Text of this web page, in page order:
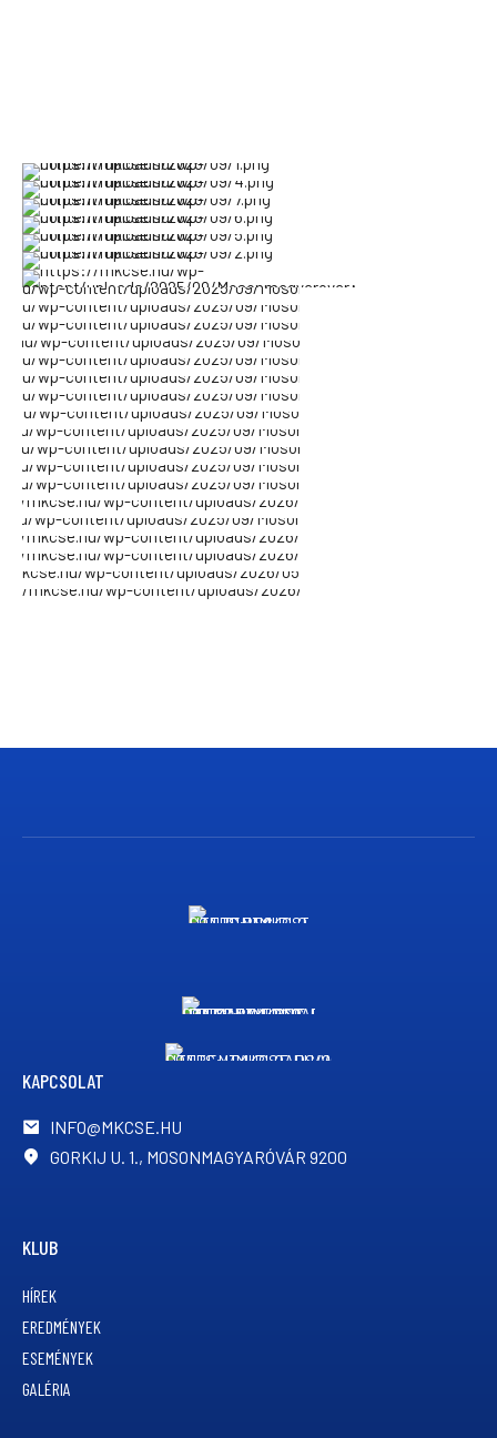
KAPCSOLAT
INFO@MKCSE.HU
GORKIJ U. 1., MOSONMAGYARÓVÁR 9200
KLUB
HÍREK
EREDMÉNYEK
ESEMÉNYEK
GALÉRIA